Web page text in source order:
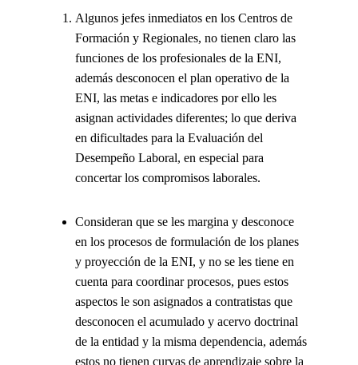
Algunos jefes inmediatos en los Centros de
Formación y Regionales, no tienen claro las
funciones de los profesionales de la ENI,
además desconocen el plan operativo de la
ENI, las metas e indicadores por ello les
asignan actividades diferentes; lo que deriva
en dificultades para la Evaluación del
Desempeño Laboral, en especial para
concertar los compromisos laborales.
Consideran que se les margina y desconoce
en los procesos de formulación de los planes
y proyección de la ENI, y no se les tiene en
cuenta para coordinar procesos, pues estos
aspectos le son asignados a contratistas que
desconocen el acumulado y acervo doctrinal
de la entidad y la misma dependencia, además
estos no tienen curvas de aprendizaje sobre la